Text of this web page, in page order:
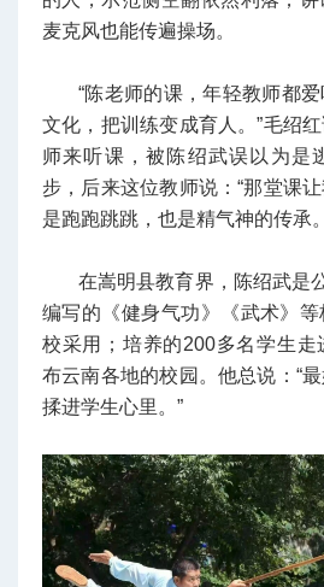
麦克风也能传遍操场。
“陈老师的课，年轻教师都
文化，把训练变成育人。”毛绍
师来听课，被陈绍武误以为是
步，后来这位教师说：“那堂课
是跑跑跳跳，也是精气神的传承
在嵩明县教育界，陈绍武是
编写的《健身气功》《武术》
校采用；培养的200多名学生走
布云南各地的校园。他总说：“
揉进学生心里。”